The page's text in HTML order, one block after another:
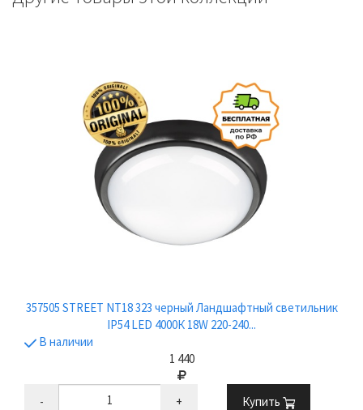
357505 STREET NT18 323 черный Ландшафтный светильник
IP54 LED 4000К 18W 220-240...
В наличии
1 440
- + Купить